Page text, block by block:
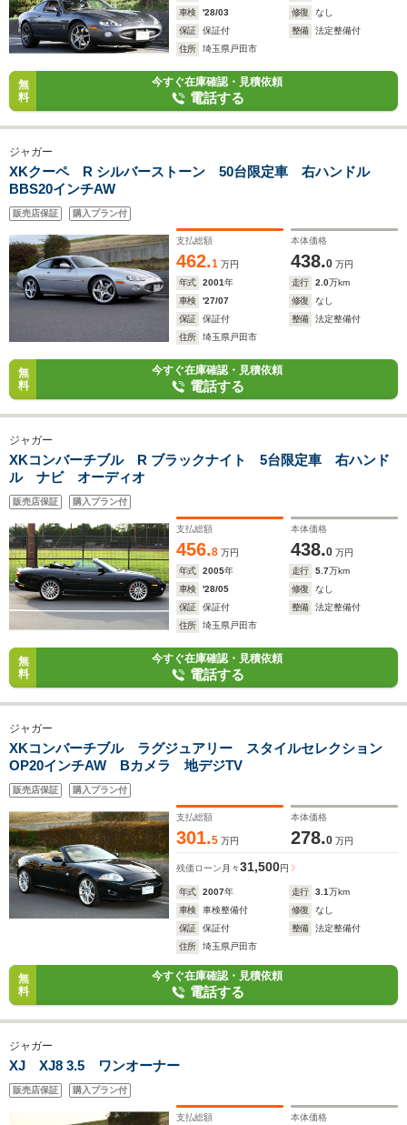
車検
'28/03 修復
なし
保証
保証付 整備
法定整備付
住所
埼玉県戸田市
無
料
今すぐ在庫確認・見積依頼
電話する
ジャガー
XKクーペ R シルバーストーン 50台限定車 右ハンドル
BBS20インチAW
販売店保証 購入プラン付
支払総額
462.1 万円
本体価格
438.0 万円
年式
2001年 走行 2.0万km
車検
'27/07 修復
なし
保証
保証付 整備
法定整備付
住所
埼玉県戸田市
無
料
今すぐ在庫確認・見積依頼
電話する
ジャガー
XKコンバーチブル R ブラックナイト 5台限定車 右ハンド
ル ナビ オーディオ
販売店保証 購入プラン付
支払総額
456.8 万円
本体価格
438.0 万円
年式
2005年 走行 5.7万km
車検
'28/05 修復
なし
保証
保証付 整備
法定整備付
住所
埼玉県戸田市
無
料
今すぐ在庫確認・見積依頼
電話する
ジャガー
XKコンバーチブル ラグジュアリー スタイルセレクション
OP20インチAW Bカメラ 地デジTV
販売店保証 購入プラン付
支払総額
301.5 万円
本体価格
278.0 万円
残価ローン 月々31,500円
年式 2007年 走行 3.1万km
車検
車検整備付 修復
なし
保証
保証付 整備
法定整備付
住所
埼玉県戸田市
無
料
今すぐ在庫確認・見積依頼
電話する
ジャガー
XJ XJ8 3.5 ワンオーナー
販売店保証 購入プラン付
支払総額 本体価格